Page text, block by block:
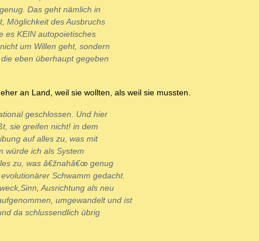
Das geht nämlich in
Möglichkeit des Ausbruchs
es KEIN autopoietisches
um Willen geht, sondern
eben überhaupt gegeben
an Land, weil sie wollten, als weil sie mussten.
geschlossen. Und hier
sie greifen nicht! in dem
auf alles zu, was mit
würde ich als System
zu, was â€žnahâ€œ genug
Schwamm gedacht.
Ausrichtung als neu
umgewandelt und ist
da schlussendlich übrig